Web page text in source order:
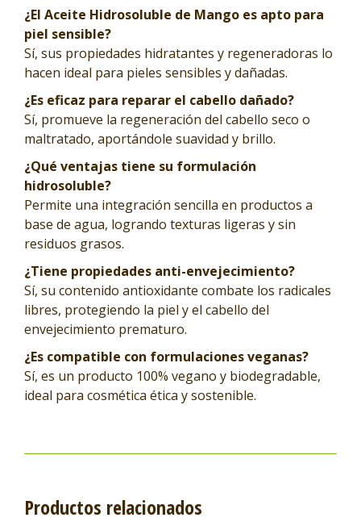
¿El Aceite Hidrosoluble de Mango es apto para
piel sensible?
Sí, sus propiedades hidratantes y regeneradoras lo
hacen ideal para pieles sensibles y dañadas.
¿Es eficaz para reparar el cabello dañado?
Sí, promueve la regeneración del cabello seco o
maltratado, aportándole suavidad y brillo.
¿Qué ventajas tiene su formulación
hidrosoluble?
Permite una integración sencilla en productos a
base de agua, logrando texturas ligeras y sin
residuos grasos.
¿Tiene propiedades anti-envejecimiento?
Sí, su contenido antioxidante combate los radicales
libres, protegiendo la piel y el cabello del
envejecimiento prematuro.
¿Es compatible con formulaciones veganas?
Sí, es un producto 100% vegano y biodegradable,
ideal para cosmética ética y sostenible.
Productos relacionados